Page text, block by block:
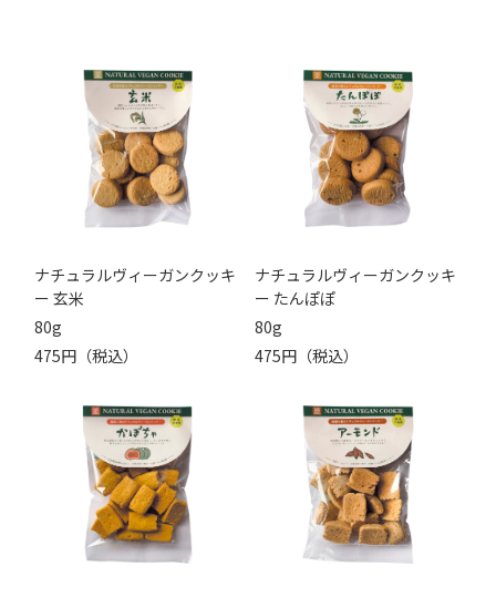
ナチュラルヴィーガンクッキ
ー 玄米
80g
475円（税込）
ナチュラルヴィーガンクッキ
ー たんぽぽ
80g
475円（税込）